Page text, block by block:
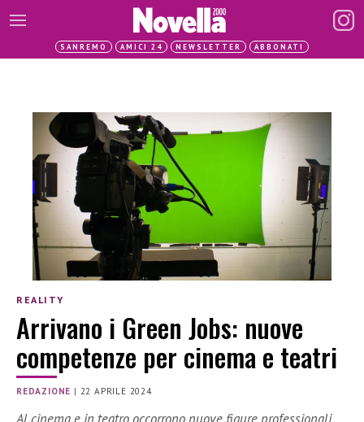
SANREMO AMICI 24 NEWSLETTER ABBONATI
REALITY
Arrivano i Green Jobs: nuove
competenze per cinema e teatri
REDAZIONE | 22 APRILE 2024